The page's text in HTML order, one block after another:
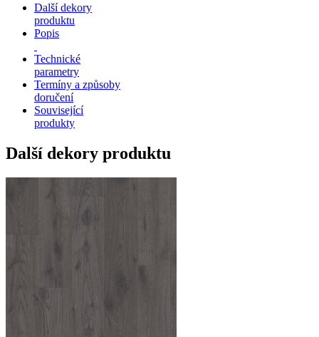
Další dekory
produktu
Popis
Technické
parametry
Termíny a způsoby
doručení
Související
produkty
Další dekory produktu